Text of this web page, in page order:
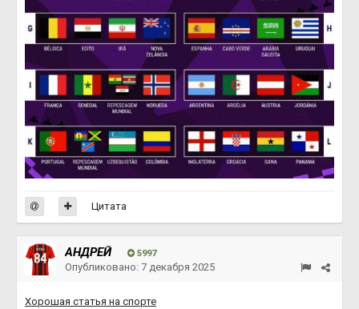
Цитата
АНДРЕЙ 5997
Опубликовано: 7 декабря 2025
Хорошая статья на спорте